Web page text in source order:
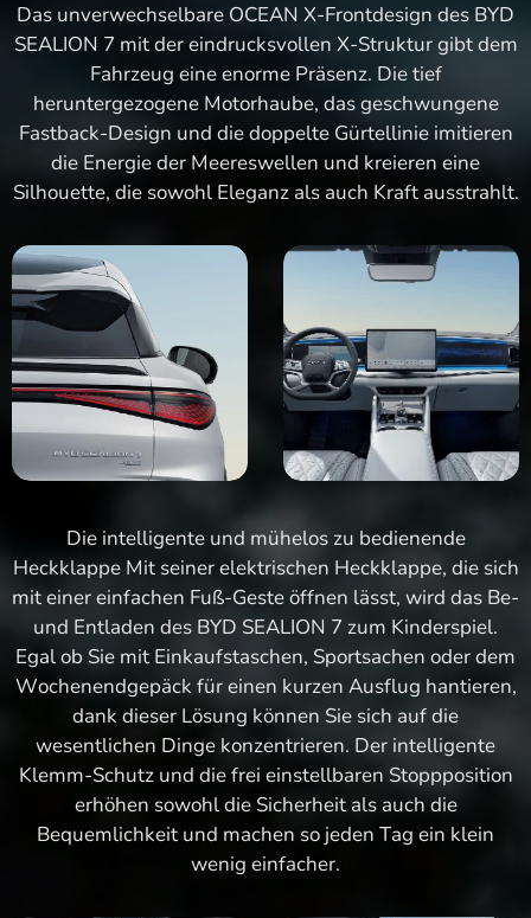
Das unverwechselbare OCEAN X-Frontdesign des BYD
SEALION 7 mit der eindrucksvollen X-Struktur gibt dem
Fahrzeug eine enorme Präsenz. Die tief
heruntergezogene Motorhaube, das geschwungene
Fastback-Design und die doppelte Gürtellinie imitieren
die Energie der Meereswellen und kreieren eine
Silhouette, die sowohl Eleganz als auch Kraft ausstrahlt.
Die intelligente und mühelos zu bedienende
Heckklappe Mit seiner elektrischen Heckklappe, die sich
mit einer einfachen Fuß-Geste öffnen lässt, wird das Be-
und Entladen des BYD SEALION 7 zum Kinderspiel.
Egal ob Sie mit Einkaufstaschen, Sportsachen oder dem
Wochenendgepäck für einen kurzen Ausflug hantieren,
dank dieser Lösung können Sie sich auf die
wesentlichen Dinge konzentrieren. Der intelligente
Klemm-Schutz und die frei einstellbaren Stoppposition
erhöhen sowohl die Sicherheit als auch die
Bequemlichkeit und machen so jeden Tag ein klein
wenig einfacher.